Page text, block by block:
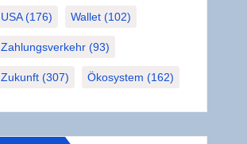
USA(176) Wallet(102)
Zahlungsverkehr(93)
Zukunft(307) Ökosystem (162)